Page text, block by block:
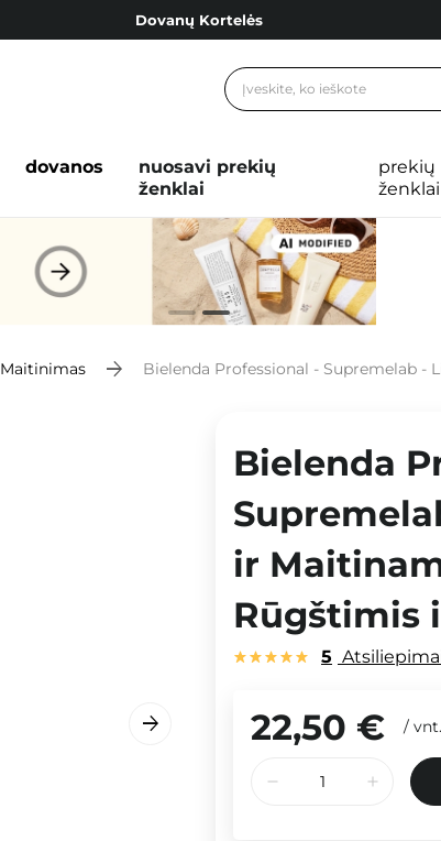
Dovanų Kortelės
Nemokamas pristatymas nuo 40,00 €
dovanos
nuosavi prekių
ženklai
prekių
ženklai
Maitinimas Bielenda Professional - Supremelab - Lipidinis
Bielenda
ir
Rūgštimis
5
22,50 € / vnt.